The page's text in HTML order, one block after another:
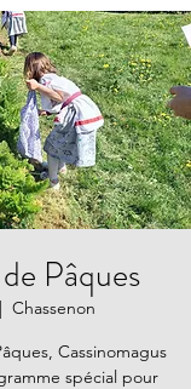
Pâques
Chassenon
Cassinomagus
spécial pour